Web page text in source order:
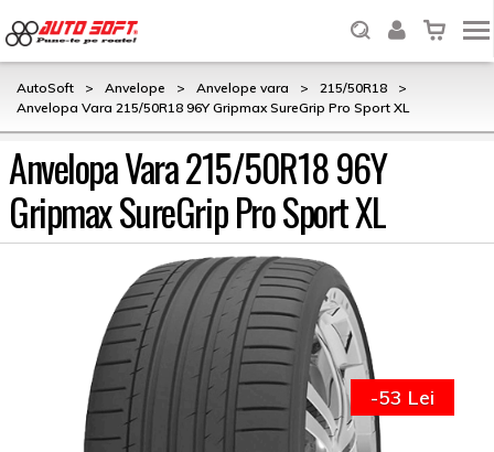
AutoSoft > Anvelope > Anvelope vara > 215/50R18
>
Anvelopa Vara 215/50R18 96Y Gripmax SureGrip Pro Sport XL
Anvelopa Vara 215/50R18 96Y
Gripmax SureGrip Pro Sport XL
-53 Lei